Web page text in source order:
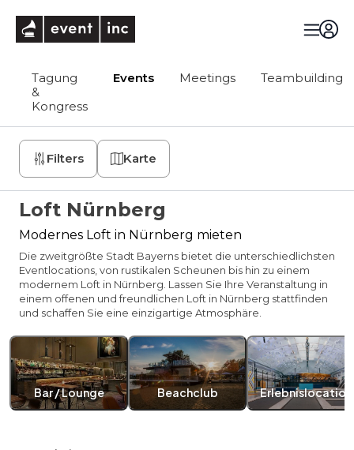
Tagung
&
Kongress
Events Meetings Teambuilding
Filters Karte
Loft Nürnberg
Modernes Loft in Nürnberg mieten
Die zweitgrößte Stadt Bayerns bietet die unterschiedlichsten
Eventlocations, von rustikalen Scheunen bis hin zu einem
modernem Loft in Nürnberg. Lassen Sie Ihre Veranstaltung in
einem offenen und freundlichen Loft in Nürnberg stattfinden
und schaffen Sie eine einzigartige Atmosphäre.
Bar / Lounge Beachclub Erlebnislocation